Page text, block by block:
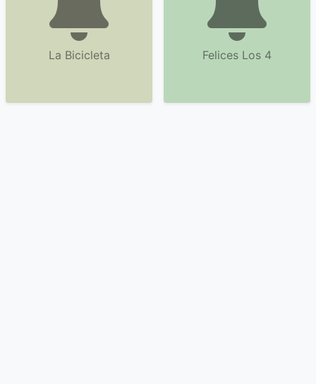
La Bicicleta Felices Los 4